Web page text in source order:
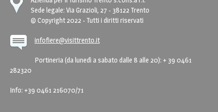
Sede legale: Via Grazioli, 27 - 38122 Trento
© Copyright 2022 - Tutti i diritti riservati
infofiere@visittrento.it
Portineria (da lunedì a sabato dalle 8 alle 20): + 39 0461
282320
Info: +39 0461 216070/71